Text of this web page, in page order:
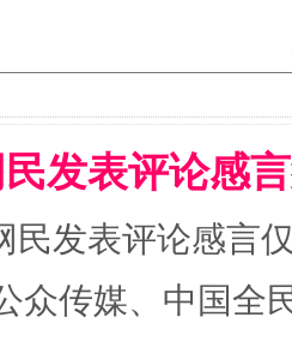
发表评论感
民发表评论感言
众传媒、中国全